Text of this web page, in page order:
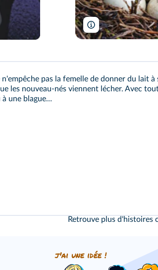
Vishnevskiy Vasily/
pas la femelle de donner du lait
les nouveau-nés viennent lécher. Avec
à une blague…
Retrouve plus d'histoires
j'ai une idée !